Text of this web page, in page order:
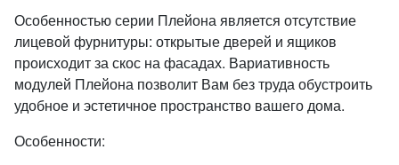
Особенностью серии Плейона является отсутствие
лицевой фурнитуры: открытые дверей и ящиков
происходит за скос на фасадах. Вариативность
модулей Плейона позволит Вам без труда обустроить
удобное и эстетичное пространство вашего дома.
Особенности: